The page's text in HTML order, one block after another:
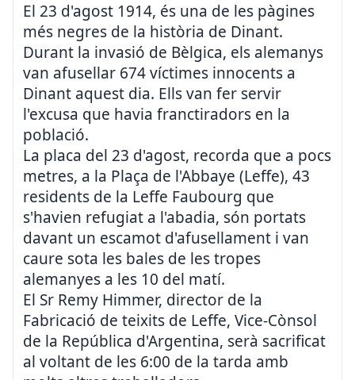
El 23 d'agost 1914, és una de les pàgines
més negres de la història de Dinant.
Durant la invasió de Bèlgica, els alemanys
van afusellar 674 víctimes innocents a
Dinant aquest dia. Ells van fer servir
l'excusa que havia franctiradors en la
població.
La placa del 23 d'agost, recorda que a pocs
metres, a la Plaça de l'Abbaye (Leffe), 43
residents de la Leffe Faubourg que
s'havien refugiat a l'abadia, són portats
davant un escamot d'afusellament i van
caure sota les bales de les tropes
alemanyes a les 10 del matí.
El Sr Remy Himmer, director de la
Fabricació de teixits de Leffe, Vice-Cònsol
de la República d'Argentina, serà sacrificat
al voltant de les 6:00 de la tarda amb